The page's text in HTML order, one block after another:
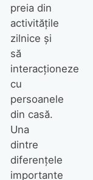
preia din
activitățile
zilnice și
să
interacționeze
cu
persoanele
din casă.
Una
dintre
diferențele
importante